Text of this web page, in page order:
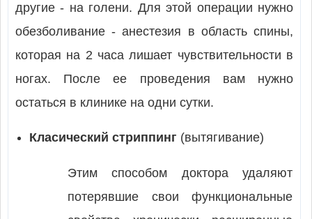
другие - на голени. Для этой операции нужно
обезболивание - анестезия в область спины,
которая на 2 часа лишает чувствительности в
ногах. После ее проведения вам нужно
остаться в клинике на одни сутки.
Класический стриппинг (вытягивание)
Этим способом доктора удаляют
потерявшие свои функциональные